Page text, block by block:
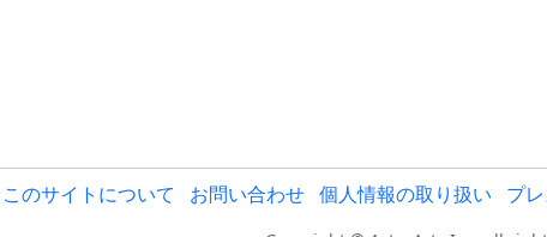
このサイトについて お問い合わせ 個人情報の取り扱い プ